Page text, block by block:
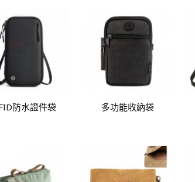
防水證件袋 多功能收納袋